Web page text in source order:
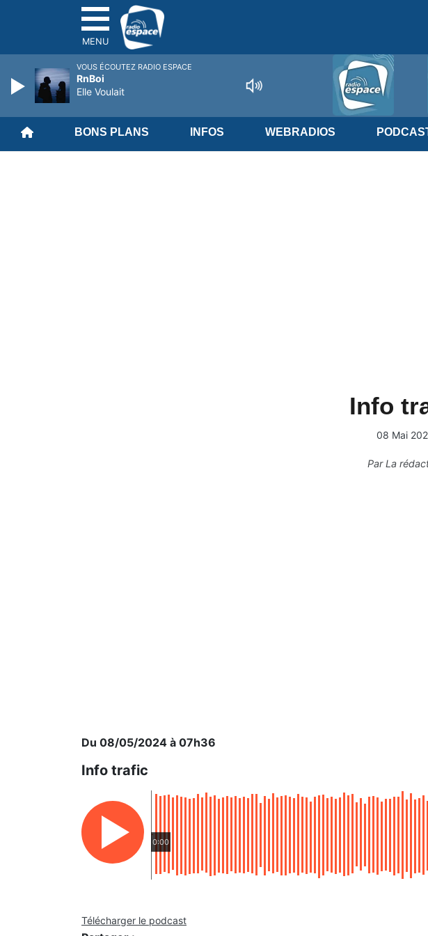
MENU
BONS PLANS INFOS WEBRADIOS
Info
08 Mai
ParLa
Du 08/05/2024 à 07h36
Info trafic
0:00
Télécharger le podcast
VOUS ÉCOUTEZ RADIO ESPACE
RnBoi
Elle Voulait